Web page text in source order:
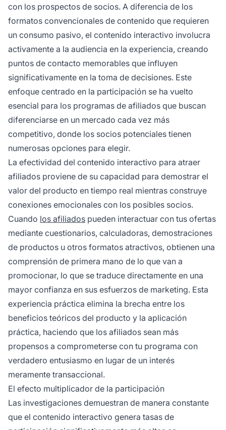
con los prospectos de socios. A diferencia de los
formatos convencionales de contenido que requieren
un consumo pasivo, el contenido interactivo involucra
activamente a la audiencia en la experiencia, creando
puntos de contacto memorables que influyen
significativamente en la toma de decisiones. Este
enfoque centrado en la participación se ha vuelto
esencial para los programas de afiliados que buscan
diferenciarse en un mercado cada vez más
competitivo, donde los socios potenciales tienen
numerosas opciones para elegir.
La efectividad del contenido interactivo para atraer
afiliados proviene de su capacidad para demostrar el
valor del producto en tiempo real mientras construye
conexiones emocionales con los posibles socios.
Cuando los afiliados pueden interactuar con tus ofertas
mediante cuestionarios, calculadoras, demostraciones
de productos u otros formatos atractivos, obtienen una
comprensión de primera mano de lo que van a
promocionar, lo que se traduce directamente en una
mayor confianza en sus esfuerzos de marketing. Esta
experiencia práctica elimina la brecha entre los
beneficios teóricos del producto y la aplicación
práctica, haciendo que los afiliados sean más
propensos a comprometerse con tu programa con
verdadero entusiasmo en lugar de un interés
meramente transaccional.
El efecto multiplicador de la participación
Las investigaciones demuestran de manera constante
que el contenido interactivo genera tasas de